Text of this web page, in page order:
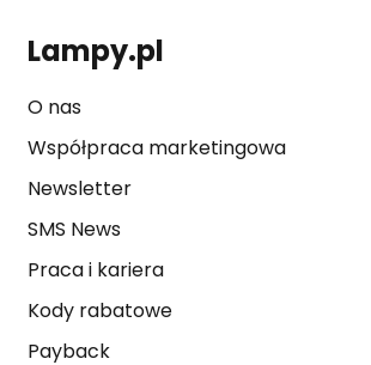
Lampy.pl
O nas
Współpraca marketingowa
Newsletter
SMS News
Praca i kariera
Kody rabatowe
Payback